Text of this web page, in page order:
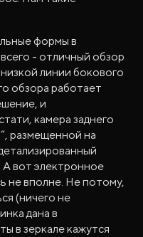
формы в
- отличный обзор
линии бокового
обзора работает
и
камера заднего
размещенной на
А вот электронное
не вполне. Не потому,
(ничего не
дана в
в зеркале кажутся